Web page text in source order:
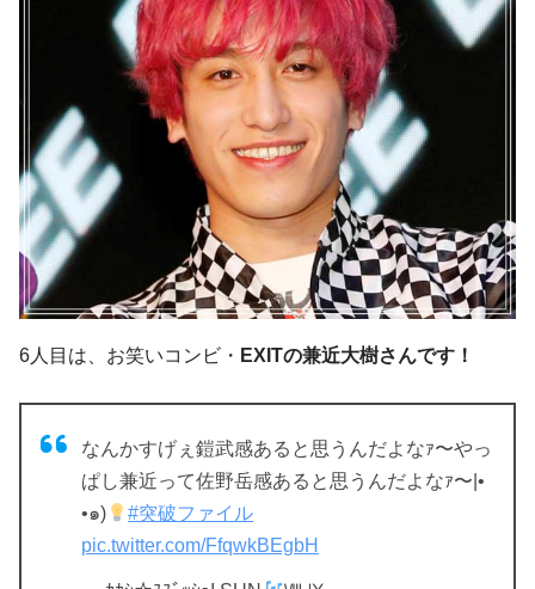
6人目は、お笑いコンビ・ EXITの兼近大樹さんです！
なんかすげぇ鎧武感あると思うんだよなｧ〜やっ
ぱし兼近って佐野岳感あると思うんだよなｧ〜|•
•๑)
#突破ファイル
pic.twitter.com/FfqwkBEgbH